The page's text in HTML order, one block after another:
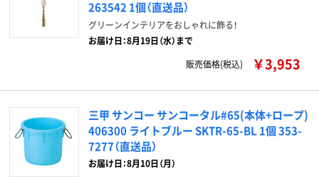
263542 1個（直送品）
グリーンインテリアをおしゃれに飾る！
お届け日：8月19日（水）まで
販売価格(税込)
￥3,953
三甲 サンコー サンコータル#65(本体+ロープ)
406300 ライトブルー SKTR-65-BL 1個 353-
7277（直送品）
お届け日：8月10日（月）